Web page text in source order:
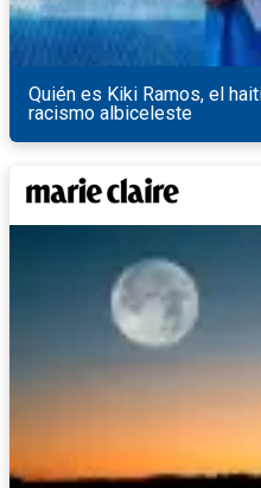
Quién es Kiki Ramos, el
racismo albiceleste